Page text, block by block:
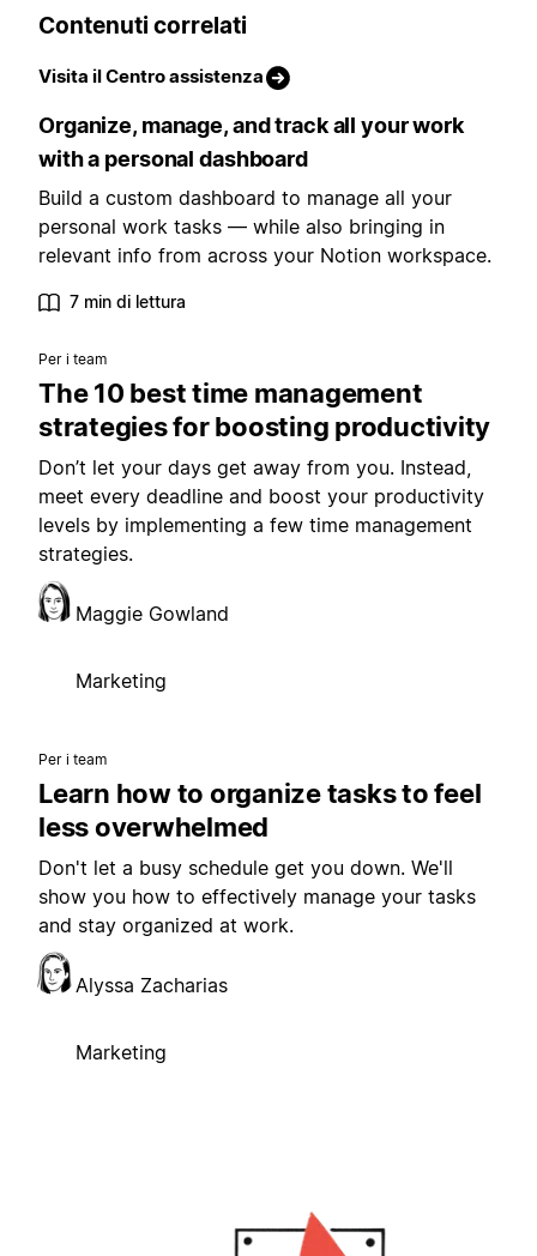
Contenuti correlati
Visita il Centro assistenza
Organize, manage, and track all your work
with a personal dashboard
Build a custom dashboard to manage all your
personal work tasks — while also bringing in
relevant info from across your Notion workspace.
7 min di lettura
Per i team
The 10 best time management
strategies for boosting productivity
Don’t let your days get away from you. Instead,
meet every deadline and boost your productivity
levels by implementing a few time management
strategies.
Maggie Gowland
Marketing
Per i team
Learn how to organize tasks to feel
less overwhelmed
Don't let a busy schedule get you down. We'll
show you how to effectively manage your tasks
and stay organized at work.
Alyssa Zacharias
Marketing